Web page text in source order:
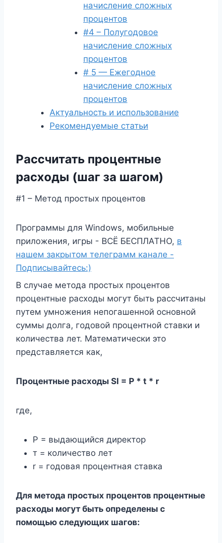
начисление сложных
процентов
#4 – Полугодовое
начисление сложных
процентов
# 5 — Ежегодное
начисление сложных
процентов
Актуальность и использование
Рекомендуемые статьи
Рассчитать процентные
расходы (шаг за шагом)
#1 – Метод простых процентов
Программы для Windows, мобильные
приложения, игры - ВСЁ БЕСПЛАТНО, в
нашем закрытом телеграмм канале -
Подписывайтесь:)
В случае метода простых процентов
процентные расходы могут быть рассчитаны
путем умножения непогашенной основной
суммы долга, годовой процентной ставки и
количества лет. Математически это
представляется как,
Процентные расходы SI = P * t * r
где,
P = выдающийся директор
т = количество лет
r = годовая процентная ставка
Для метода простых процентов процентные
расходы могут быть определены с
помощью следующих шагов: